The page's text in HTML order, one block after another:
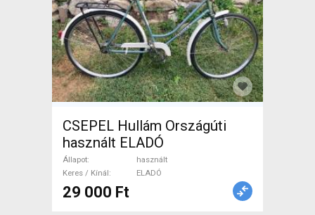
CSEPEL Hullám Országúti
használt ELADÓ
Állapot
használt
Keres / Kínál
ELADÓ
29 000 Ft